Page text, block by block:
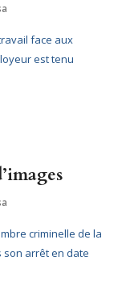
face aux
est tenu
criminelle de la
son arrêt en date